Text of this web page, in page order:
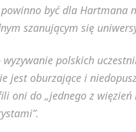
powinno być dla Hartmana
szanującym się
polskich
jest oburzające i
oni do „jednego z